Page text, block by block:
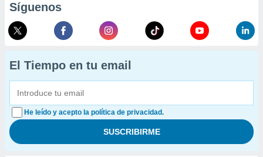
Síguenos
El Tiempo en tu email
He leído y acepto la política de privacidad.